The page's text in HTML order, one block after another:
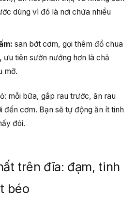
dùng vì đó là nơi chứa nhiều
san bớt cơm, gọi thêm đồ chua
ưu tiên sườn nướng hơn là chả
mỡ.
mỗi bữa, gắp rau trước, ăn rau
đến cơm. Bạn sẽ tự động ăn ít tinh
đói.
trên đĩa: đạm, tinh
béo